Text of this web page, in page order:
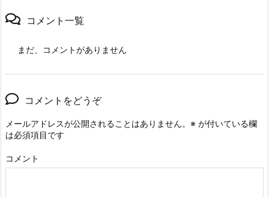
コメント一覧
まだ、コメントがありません
コメントをどうぞ
メールアドレスが公開されることはありません。 ※ が付いている欄
は必須項目です
コメント